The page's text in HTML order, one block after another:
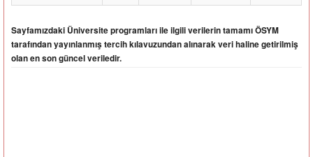
Sayfamızdaki Üniversite programları ile ilgili verilerin tamamı ÖSYM
tarafından yayınlanmış tercih kılavuzundan alınarak veri haline getirilmiş
olan en son güncel veriledir.